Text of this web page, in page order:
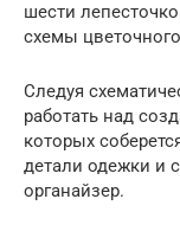
шести
схемы
Следуя
работать над
которых
детали одежки и
органайзер.